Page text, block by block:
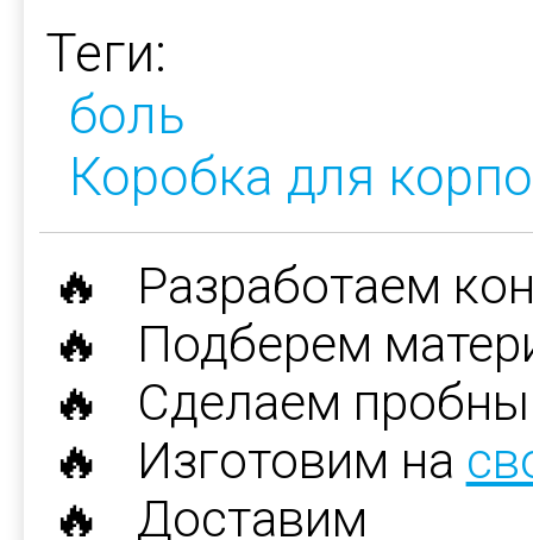
Теги:
боль
Коробка для
🔥 Разработаем
🔥 Подберем
🔥 Сделаем
🔥 Изготовим на
🔥 Доставим